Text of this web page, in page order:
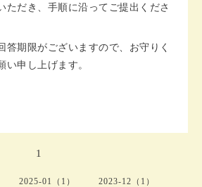
ただき、手順に沿ってご提出くださ
答期限がございますので、お守りく
い申し上げます。
1
2025-01（1） 2023-12（1）